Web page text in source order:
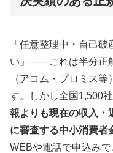
「任意整理中・自己
い」——これは半分正
（アコム・プロミス
す。しかし全国1,500
報よりも現在の収入・
に審査する中小消費者
WEBや電話で申込みで